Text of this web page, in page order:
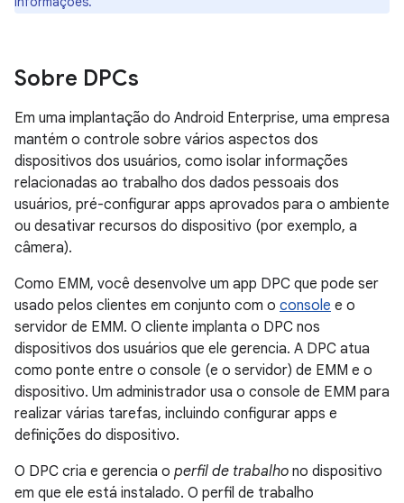
Sobre DPCs
Em uma implantação do Android Enterprise, uma empresa
mantém o controle sobre vários aspectos dos
dispositivos dos usuários, como isolar informações
relacionadas ao trabalho dos dados pessoais dos
usuários, pré-configurar apps aprovados para o ambiente
ou desativar recursos do dispositivo (por exemplo, a
câmera).
Como EMM, você desenvolve um app DPC que pode ser
usado pelos clientes em conjunto com o console e o
servidor de EMM. O cliente implanta o DPC nos
dispositivos dos usuários que ele gerencia. A DPC atua
como ponte entre o console (e o servidor) de EMM e o
dispositivo. Um administrador usa o console de EMM para
realizar várias tarefas, incluindo configurar apps e
definições do dispositivo.
O DPC cria e gerencia o perfil de trabalho no dispositivo
em que ele está instalado. O perfil de trabalho